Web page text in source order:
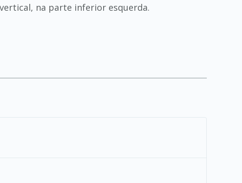
na parte inferior esquerda.